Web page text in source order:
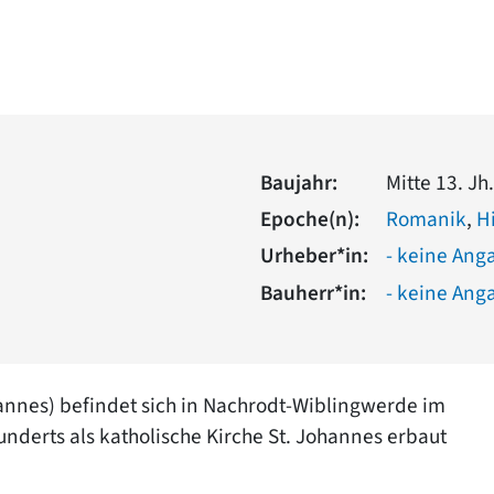
Baujahr:
Mitte 13.
Epoche(n):
Romanik,
Urheber*in:
- keine
Bauherr*in:
- keine
befindet sich in Nachrodt-Wiblingwerde im
als katholische Kirche St. Johannes erbaut